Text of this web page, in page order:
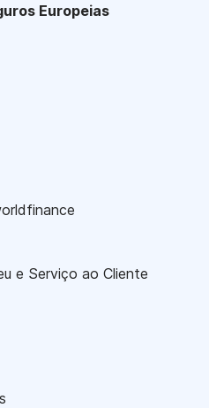
Europeias
e Serviço ao Cliente